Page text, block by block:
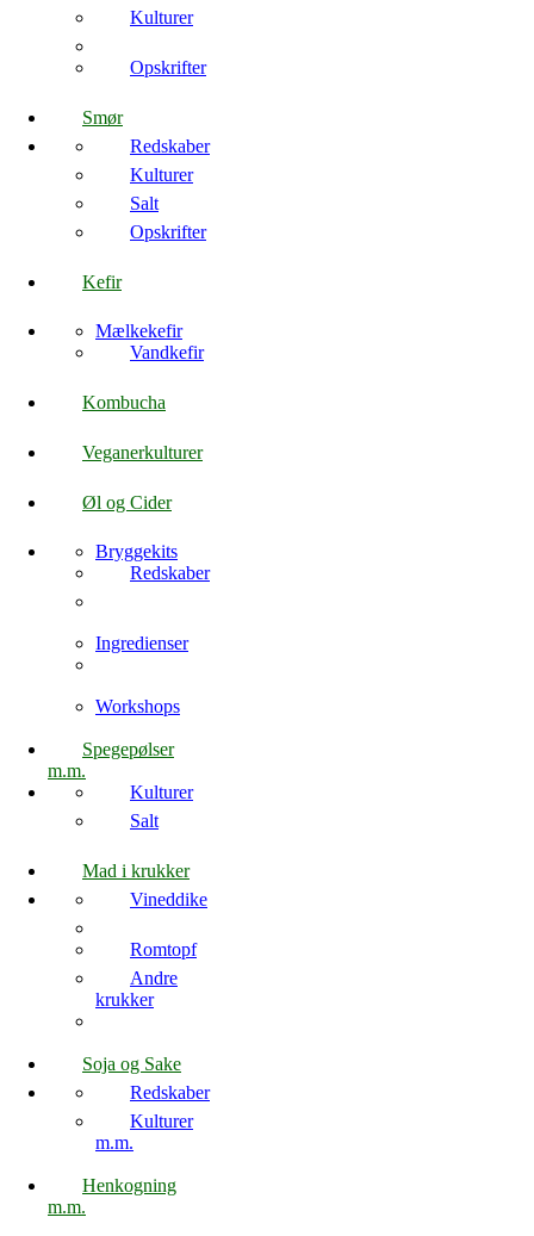
Kulturer
Opskrifter
Smør
Redskaber
Kulturer
Salt
Opskrifter
Kefir
Mælkekefir
Vandkefir
Kombucha
Veganerkulturer
Øl og Cider
Bryggekits
Redskaber
Ingredienser
Workshops
Spegepølser
m.m.
Kulturer
Salt
Mad i krukker
Vineddike
Romtopf
Andre
krukker
Soja og Sake
Redskaber
Kulturer
m.m.
Henkogning
m.m.